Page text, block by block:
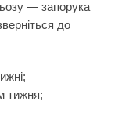
— запорука
до
тижня;